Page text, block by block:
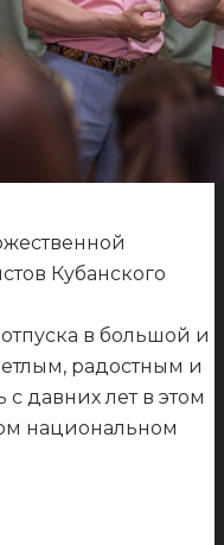
Кубанского
в большой и
радостным и
давних лет в этом
национальном